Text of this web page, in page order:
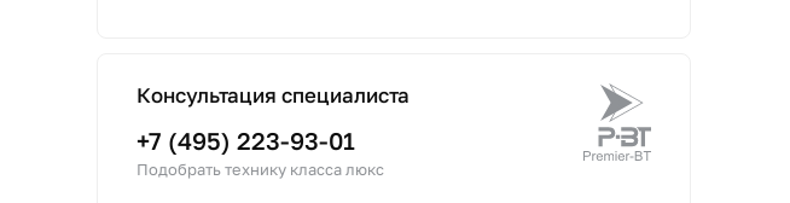
Консультация специалиста
+7 (495) 223-93-01
Подобрать технику класса люкс